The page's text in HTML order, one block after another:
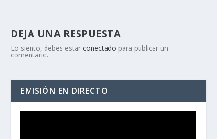
DEJA UNA RESPUESTA
Lo siento, debes estarconectado para publicar un
comentario.
EMISIÓN EN DIRECTO